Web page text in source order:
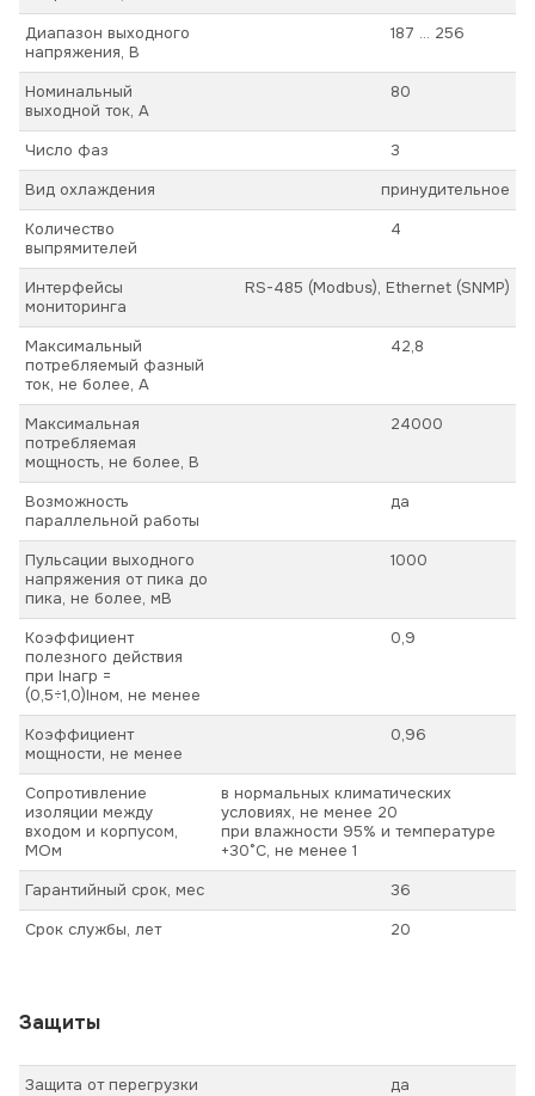
Диапазон выходного
напряжения, В
187 ... 256
Номинальный
выходной ток, А
80
Число фаз
3
Вид охлаждения
принудительное
Количество
выпрямителей
4
Интерфейсы
мониторинга
RS-485 (Modbus), Ethernet (SNMP)
Максимальный
потребляемый фазный
ток, не более, А
42,8
Максимальная
потребляемая
мощность, не более, В
24000
Возможность
параллельной работы
да
Пульсации выходного
напряжения от пика до
пика, не более, мВ
1000
Коэффициент
полезного действия
при Iнагр =
(0,5÷1,0)Iном, не менее
0,9
Коэффициент
мощности, не менее
0,96
Сопротивление
изоляции между
входом и корпусом,
МОм
в нормальных климатических
условиях, не менее 20
при влажности 95% и температуре
+30°С, не менее 1
Гарантийный срок, мес
36
Срок службы, лет
20
Защиты
Защита от перегрузки
да